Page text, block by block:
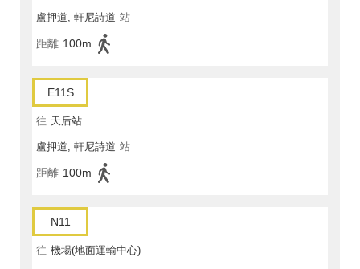
盧押道, 軒尼詩道 站
距離 100m
E11S
往 天后站
盧押道, 軒尼詩道 站
距離 100m
N11
往 機場(地面運輸中心)